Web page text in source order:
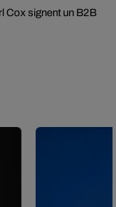
Cox signent un B2B